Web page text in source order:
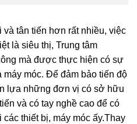
và tân tiến hơn rất nhiều, việc
là siêu thị, Trung tâm
mà được thực hiện có sự
móc. Để đảm bảo tiến độ
lựa những đơn vị có sở hữu
và có tay nghề cao để có
thiết bị, máy móc ấy.Thay